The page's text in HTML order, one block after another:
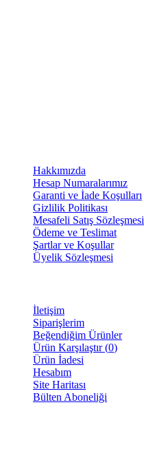
Hakkımızda
Hesap Numaralarımız
Garanti ve İade Koşulları
Gizlilik Politikası
Mesafeli Satış Sözleşmesi
Ödeme ve Teslimat
Şartlar ve Koşullar
Üyelik Sözleşmesi
İletişim
Siparişlerim
Beğendiğim Ürünler
Ürün Karşılaştır (0)
Ürün İadesi
Hesabım
Site Haritası
Bülten Aboneliği